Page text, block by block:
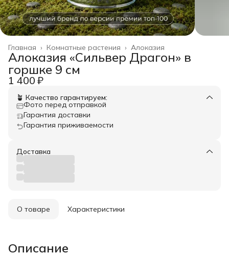
Алоказия
Комнатные растения ›
Главная ›
Алоказия «Сильвер Драгон» в
горшке 9 см
1 400 ₽
🪴 Качество гарантируем:
Фото перед отправкой
Гарантия доставки
Гарантия приживаемости
Доставка
О товаре Характеристики
Описание